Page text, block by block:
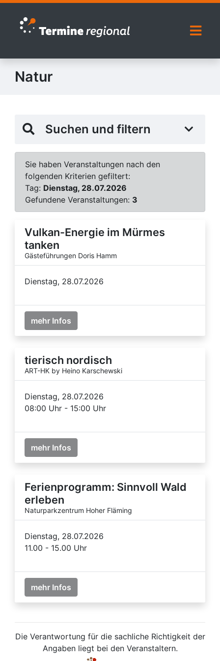
Zur Navigation springen
Zum Inhalt springen
Natur
Suchen und filtern
Sie haben Veranstaltungen nach den
folgenden Kriterien gefiltert:
Tag: Dienstag, 28.07.2026
Gefundene Veranstaltungen: 3
Vulkan-Energie im Mürmes
tanken
Gästeführungen Doris Hamm
Dienstag, 28.07.2026
mehr Infos
tierisch nordisch
ART-HK by Heino Karschewski
Dienstag, 28.07.2026
08:00 Uhr - 15:00 Uhr
mehr Infos
Ferienprogramm: Sinnvoll Wald
erleben
Naturparkzentrum Hoher Fläming
Dienstag, 28.07.2026
11.00 - 15.00 Uhr
mehr Infos
Die Verantwortung für die sachliche Richtigkeit der
Angaben liegt bei den Veranstaltern.